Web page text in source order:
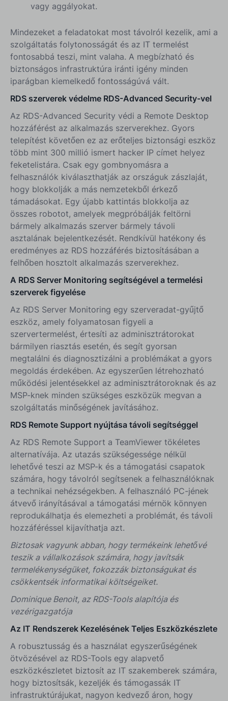
vagy aggályokat.
Mindezeket a feladatokat most távolról kezelik, ami a
szolgáltatás folytonosságát és az IT termelést
fontosabbá teszi, mint valaha. A megbízható és
biztonságos infrastruktúra iránti igény minden
iparágban kiemelkedő fontosságúvá vált.
RDS szerverek védelme RDS-Advanced Security-vel
Az RDS-Advanced Security védi a Remote Desktop
hozzáférést az alkalmazás szerverekhez. Gyors
telepítést követően ez az erőteljes biztonsági eszköz
több mint 300 millió ismert hacker IP címet helyez
feketelistára. Csak egy gombnyomásra a
felhasználók kiválaszthatják az országuk zászlaját,
hogy blokkolják a más nemzetekből érkező
támadásokat. Egy újabb kattintás blokkolja az
összes robotot, amelyek megpróbálják feltörni
bármely alkalmazás szerver bármely távoli
asztalának bejelentkezését. Rendkívül hatékony és
eredményes az RDS hozzáférés biztosításában a
felhőben hosztolt alkalmazás szerverekhez.
A RDS Server Monitoring segítségével a termelési
szerverek figyelése
Az RDS Server Monitoring egy szerveradat-gyűjtő
eszköz, amely folyamatosan figyeli a
szervertermelést, értesíti az adminisztrátorokat
bármilyen riasztás esetén, és segít gyorsan
megtalálni és diagnosztizálni a problémákat a gyors
megoldás érdekében. Az egyszerűen létrehozható
működési jelentésekkel az adminisztrátoroknak és az
MSP-knek minden szükséges eszközük megvan a
szolgáltatás minőségének javításához.
RDS Remote Support nyújtása távoli segítséggel
Az RDS Remote Support a TeamViewer tökéletes
alternatívája. Az utazás szükségessége nélkül
lehetővé teszi az MSP-k és a támogatási csapatok
számára, hogy távolról segítsenek a felhasználóknak
a technikai nehézségekben. A felhasználó PC-jének
átvevő irányításával a támogatási mérnök könnyen
reprodukálhatja és elemezheti a problémát, és távoli
hozzáféréssel kijavíthatja azt.
Biztosak vagyunk abban, hogy termékeink lehetővé
teszik a vállalkozások számára, hogy javítsák
termelékenységüket, fokozzák biztonságukat és
csökkentsék informatikai költségeiket.
Dominique Benoit, az RDS-Tools alapítója és
vezérigazgatója
Az IT Rendszerek Kezelésének Teljes Eszközkészlete
A robusztusság és a használat egyszerűségének
ötvözésével az RDS-Tools egy alapvető
eszközkészletet biztosít az IT szakemberek számára,
hogy biztosítsák, kezeljék és támogassák IT
infrastruktúrájukat, nagyon kedvező áron, hogy